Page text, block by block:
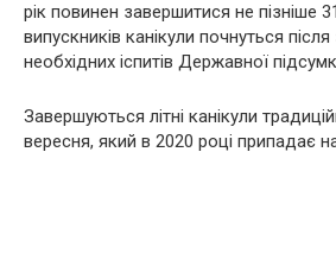
рік повинен завершитися не пізніше
випускників канікули почнуться після
необхідних іспитів Державної
Завершуються літні канікули
вересня, який в 2020 році припадає